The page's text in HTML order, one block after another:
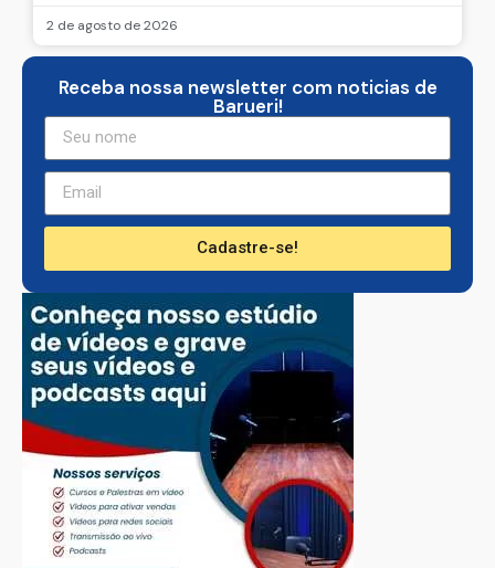
2 de agosto de 2026
Receba nossa newsletter com noticias de
Barueri!
Cadastre-se!